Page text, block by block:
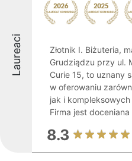
Laureaci
Złotnik I. Biżuteria,
Grudziądzu przy ul.
Curie 15, to uznany
w oferowaniu
jak i kompleksowych
Firma jest
8.3